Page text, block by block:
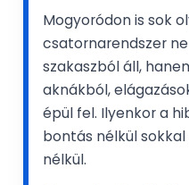
Mogyoródon is sok
csatornarendszer
szakaszból áll,
aknákból,
épül fel. Ilyenkor a
bontás nélkül
nélkül.